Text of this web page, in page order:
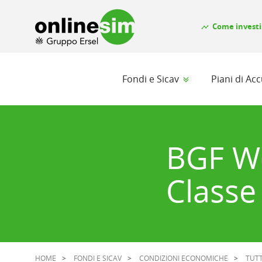
timeline Come
Fondi e Sicav Piani di
BGF
HOME FONDI E SICAV CONDIZIONI ECONOMICHE